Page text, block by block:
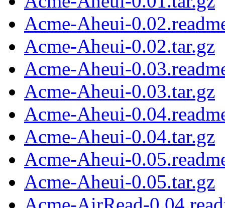
Acme-Aheui-
Acme-Aheui-0.02.tar.gz
Acme-Aheui-
Acme-Aheui-0.03.tar.gz
Acme-Aheui-
Acme-Aheui-0.04.tar.gz
Acme-Aheui-
Acme-Aheui-0.05.tar.gz